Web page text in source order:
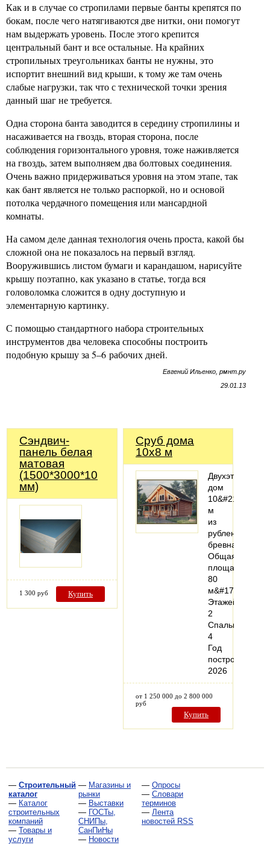
Как и в случае со стропилами первые банты крепятся по
бокам, после чего натягиваются две нитки, они помогут
нам выдержать уровень. После этого крепится
центральный бант и все остальные. На крайних
стропильных треугольниках банты не нужны, это
испортит внешний вид крыши, к тому же там очень
слабые нагрузки, так что с технической точки зрения
данный шаг не требуется.
Одна сторона банта заводится в середину стропилины и
насаживается на гвоздь, вторая сторона, после
соблюдения горизонтального уровня, тоже наживляется
на гвоздь, затем выполняем два болтовых соединения.
Очень важно придерживаться уровня на этом этапе, так
как бант является не только распоркой, но и основой
потолка чердачного помещения или мансардной
комнаты.
На самом деле данная технология очень проста, какой бы
сложной она не показалось на первый взгляд.
Вооружившись листом бумаги и карандашом, нарисуйте
крышу поэтапно, как указано в статье, тогда вся
головоломка сложится в одну доступную и
элементарную картинку.
С помощью стандартного набора строительных
инструментов два человека способны построить
подобную крышу за 5–6 рабочих дней.
Евгений Ильенко, рмнт.ру
29.01.13
Сэндвич-
панель белая
матовая
(1500*3000*10
мм)
1 300 руб Купить
Сруб дома
10x8 м
Двухэтажный
дом
10&#215;8
м
из
рубленого
бревна
Общая
площадь:
80
м&#178;
Этажей:
2
Спальни:
4
Год
постройки:
2026
от 1 250 000 до 2 800 000
руб
Купить
— Строительный
каталог
— Каталог
строительных
компаний
— Товары и
услуги
— Магазины и
рынки
— Выставки
— ГОСТы,
СНИПы,
СанПиНы
— Новости
— Опросы
— Словари
терминов
— Лента
новостей RSS